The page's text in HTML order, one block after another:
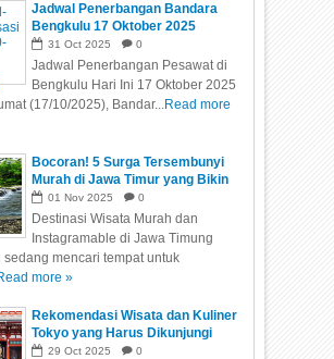
Jadwal Penerbangan Bandara
Bengkulu 17 Oktober 2025
31 Oct 2025 0
Jadwal Penerbangan Pesawat di
Bengkulu Hari Ini 17 Oktober 2025
(17/10/2025), Bandar...Read more
Bocoran! 5 Surga Tersembunyi
Murah di Jawa Timur yang Bikin
Kamu Healing Mode ON Akhir
Minggu Ini!
01 Nov 2025 0
Destinasi Wisata Murah dan
Instagramable di Jawa Timung
sedang mencari tempat untuk
more »
Rekomendasi Wisata dan Kuliner
Tokyo yang Harus Dikunjungi
29 Oct 2025 0